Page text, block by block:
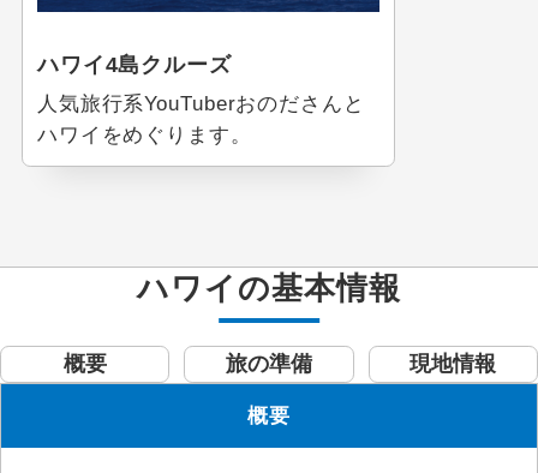
ハワイ4島クルーズ
人気旅行系YouTuberおのださんと
ハワイをめぐります。
ハワイの基本情報
概要 旅の準備 現地情報
概要